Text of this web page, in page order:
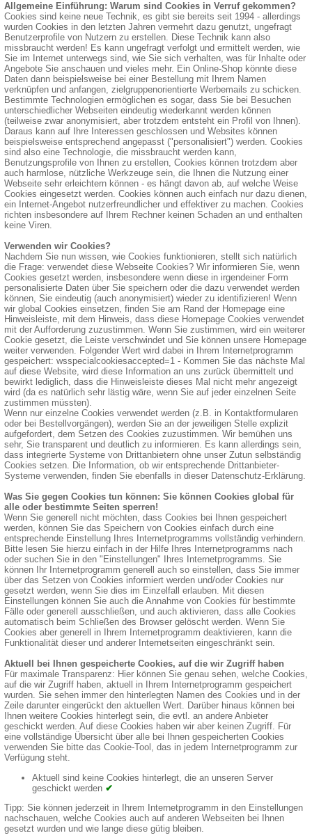
Allgemeine Einführung: Warum sind Cookies in Verruf gekommen?
Cookies sind keine neue Technik, es gibt sie bereits seit 1994 - allerdings
wurden Cookies in den letzten Jahren vermehrt dazu genutzt, ungefragt
Benutzerprofile von Nutzern zu erstellen. Diese Technik kann also
missbraucht werden! Es kann ungefragt verfolgt und ermittelt werden, wie
Sie im Internet unterwegs sind, wie Sie sich verhalten, was für Inhalte oder
Angebote Sie anschauen und vieles mehr. Ein Online-Shop könnte diese
Daten dann beispielsweise bei einer Bestellung mit Ihrem Namen
verknüpfen und anfangen, zielgruppenorientierte Werbemails zu schicken.
Bestimmte Technologien ermöglichen es sogar, dass Sie bei Besuchen
unterschiedlicher Webseiten eindeutig wiederkannt werden können
(teilweise zwar anonymisiert, aber trotzdem entsteht ein Profil von Ihnen).
Daraus kann auf Ihre Interessen geschlossen und Websites können
beispielsweise entsprechend angepasst ("personalisiert") werden. Cookies
sind also eine Technologie, die missbraucht werden kann,
Benutzungsprofile von Ihnen zu erstellen, Cookies können trotzdem aber
auch harmlose, nützliche Werkzeuge sein, die Ihnen die Nutzung einer
Webseite sehr erleichtern können - es hängt davon ab, auf welche Weise
Cookies eingesetzt werden. Cookies können auch einfach nur dazu dienen,
ein Internet-Angebot nutzerfreundlicher und effektiver zu machen. Cookies
richten insbesondere auf Ihrem Rechner keinen Schaden an und enthalten
keine Viren.
Verwenden wir Cookies?
Nachdem Sie nun wissen, wie Cookies funktionieren, stellt sich natürlich
die Frage: verwendet diese Webseite Cookies? Wir informieren Sie, wenn
Cookies gesetzt werden, insbesondere wenn diese in irgendeiner Form
personalisierte Daten über Sie speichern oder die dazu verwendet werden
können, Sie eindeutig (auch anonymisiert) wieder zu identifizieren! Wenn
wir global Cookies einsetzen, finden Sie am Rand der Homepage eine
Hinweisleiste, mit dem Hinweis, dass diese Homepage Cookies verwendet
mit der Aufforderung zuzustimmen. Wenn Sie zustimmen, wird ein weiterer
Cookie gesetzt, die Leiste verschwindet und Sie können unsere Homepage
weiter verwenden. Folgender Wert wird dabei in Ihrem Internetprogramm
gespeichert: wsspecialcookiesaccepted=1 - Kommen Sie das nächste Mal
auf diese Website, wird diese Information an uns zurück übermittelt und
bewirkt lediglich, dass die Hinweisleiste dieses Mal nicht mehr angezeigt
wird (da es natürlich sehr lästig wäre, wenn Sie auf jeder einzelnen Seite
zustimmen müssten).
Wenn nur einzelne Cookies verwendet werden (z.B. in Kontaktformularen
oder bei Bestellvorgängen), werden Sie an der jeweiligen Stelle explizit
aufgefordert, dem Setzen des Cookies zuzustimmen. Wir bemühen uns
sehr, Sie transparent und deutlich zu informieren. Es kann allerdings sein,
dass integrierte Systeme von Drittanbietern ohne unser Zutun selbständig
Cookies setzen. Die Information, ob wir entsprechende Drittanbieter-
Systeme verwenden, finden Sie ebenfalls in dieser Datenschutz-Erklärung.
Was Sie gegen Cookies tun können: Sie können Cookies global für
alle oder bestimmte Seiten sperren!
Wenn Sie generell nicht möchten, dass Cookies bei Ihnen gespeichert
werden, können Sie das Speichern von Cookies einfach durch eine
entsprechende Einstellung Ihres Internetprogramms vollständig verhindern.
Bitte lesen Sie hierzu einfach in der Hilfe Ihres Internetprogramms nach
oder suchen Sie in den "Einstellungen" Ihres Internetprogramms. Sie
können Ihr Internetprogramm generell auch so einstellen, dass Sie immer
über das Setzen von Cookies informiert werden und/oder Cookies nur
gesetzt werden, wenn Sie dies im Einzelfall erlauben. Mit diesen
Einstellungen können Sie auch die Annahme von Cookies für bestimmte
Fälle oder generell ausschließen, und auch aktivieren, dass alle Cookies
automatisch beim Schließen des Browser gelöscht werden. Wenn Sie
Cookies aber generell in Ihrem Internetprogramm deaktivieren, kann die
Funktionalität dieser und anderer Internetseiten eingeschränkt sein.
Aktuell bei Ihnen gespeicherte Cookies, auf die wir Zugriff haben
Für maximale Transparenz: Hier können Sie genau sehen, welche Cookies,
auf die wir Zugriff haben, aktuell in Ihrem Internetprogramm gespeichert
wurden. Sie sehen immer den hinterlegten Namen des Cookies und in der
Zeile darunter eingerückt den aktuellen Wert. Darüber hinaus können bei
Ihnen weitere Cookies hinterlegt sein, die evtl. an andere Anbieter
geschickt werden. Auf diese Cookies haben wir aber keinen Zugriff. Für
eine vollständige Übersicht über alle bei Ihnen gespeicherten Cookies
verwenden Sie bitte das Cookie-Tool, das in jedem Internetprogramm zur
Verfügung steht.
Aktuell sind keine Cookies hinterlegt, die an unseren Server
geschickt werden ✔
Tipp: Sie können jederzeit in Ihrem Internetprogramm in den Einstellungen
nachschauen, welche Cookies auch auf anderen Webseiten bei Ihnen
gesetzt wurden und wie lange diese gütig bleiben.